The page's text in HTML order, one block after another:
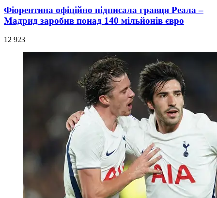
Фіорентина офіційно підписала гравця Реала –
Мадрид заробив понад 140 мільйонів євро
12 923